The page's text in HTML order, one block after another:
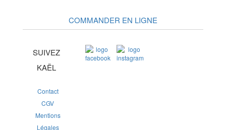
COMMANDER EN LIGNE
Contact
CGV
Mentions
Légales
SUIVEZ
KAËL